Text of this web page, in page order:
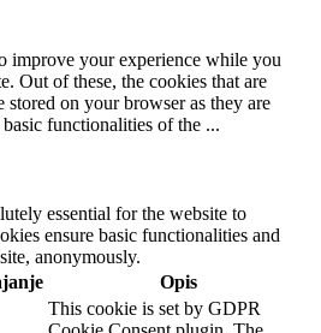
improve your experience while you
Out of these, the cookies that are
stored on your browser as they are
functionalities of the ...
essential for the website to
ensure basic functionalities and
anonymously.
Opis
This cookie is set by GDPR